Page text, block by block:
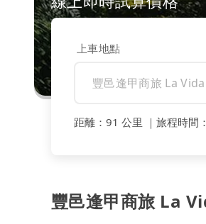
上車地點
距離 ： 91 公里 ｜ 旅程時間 ：
豐邑逢甲商旅 La